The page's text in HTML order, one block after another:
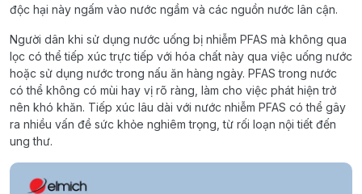
độc hại này ngấm vào nước ngầm và các nguồn nước lân cận.
Người dân khi sử dụng nước uống bị nhiễm PFAS mà không qua
lọc có thể tiếp xúc trực tiếp với hóa chất này qua việc uống nước
hoặc sử dụng nước trong nấu ăn hàng ngày. PFAS trong nước
có thể không có mùi hay vị rõ ràng, làm cho việc phát hiện trở
nên khó khăn. Tiếp xúc lâu dài với nước nhiễm PFAS có thể gây
ra nhiều vấn đề sức khỏe nghiêm trọng, từ rối loạn nội tiết đến
ung thư.